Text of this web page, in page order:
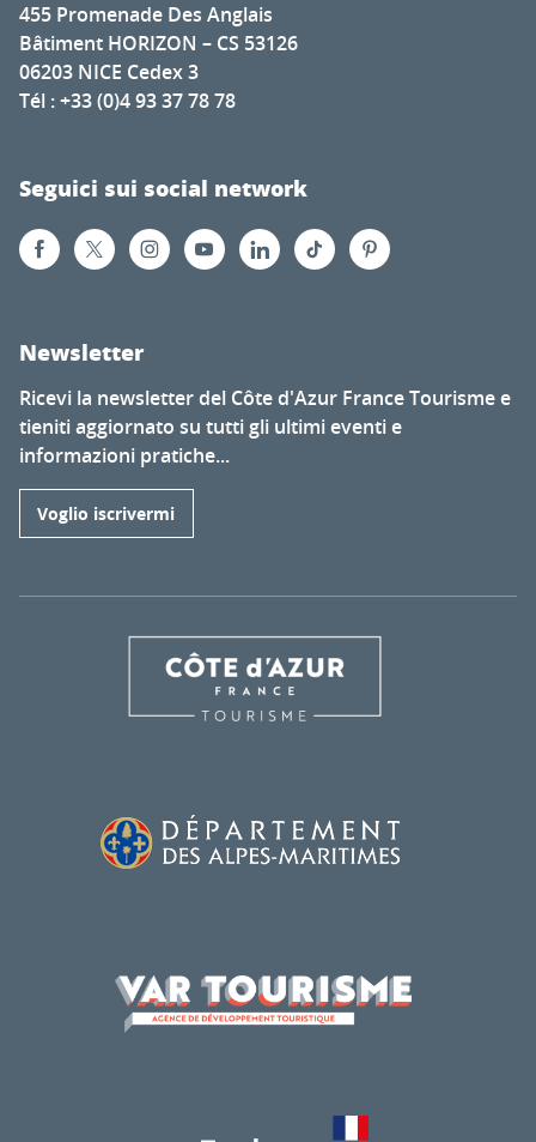
455 Promenade Des Anglais
Bâtiment HORIZON – CS 53126
06203 NICE Cedex 3
Tél : +33 (0)4 93 37 78 78
Seguici sui social network
Newsletter
Ricevi la newsletter del Côte d'Azur France Tourisme e
tieniti aggiornato su tutti gli ultimi eventi e
informazioni pratiche...
Voglio iscrivermi